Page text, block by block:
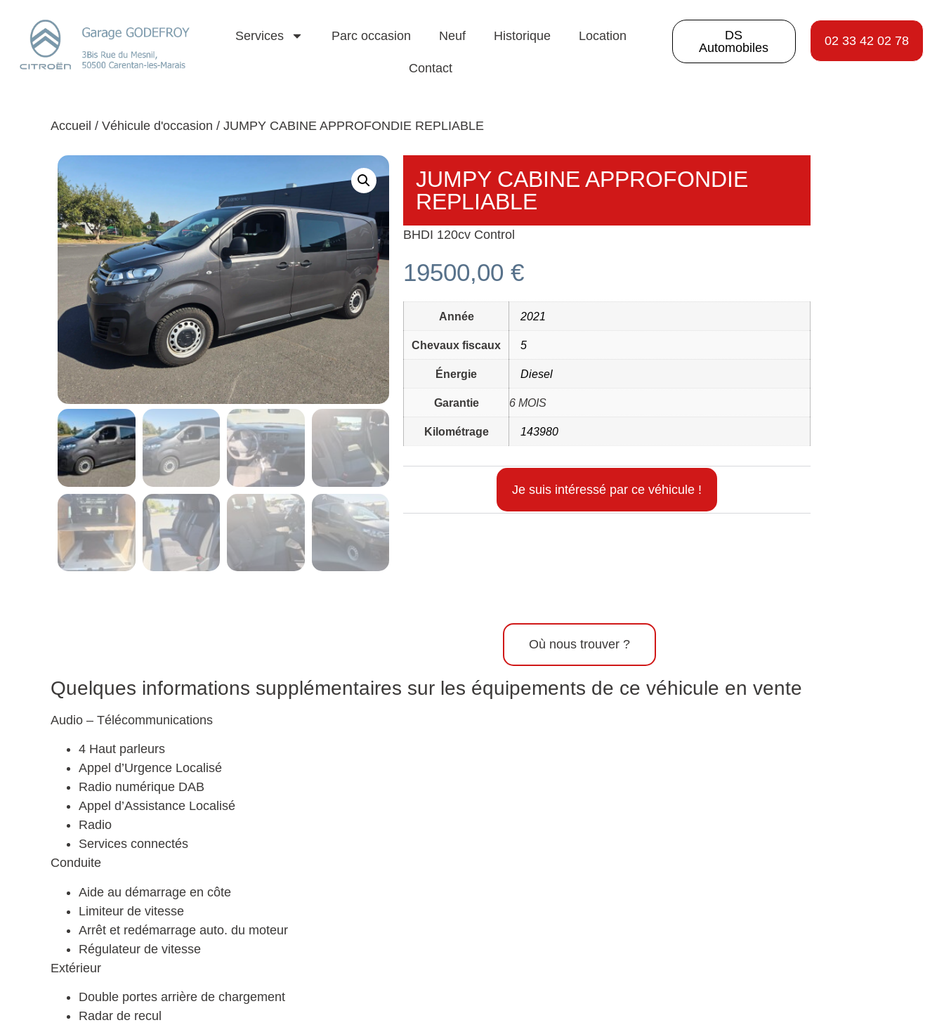
Services Parc occasion Neuf Historique Location
Contact
DS
Automobiles
02 33 42 02 78
Accueil / Véhicule d'occasion / JUMPY CABINE APPROFONDIE REPLIABLE
JUMPY CABINE APPROFONDIE
REPLIABLE
BHDI 120cv Control
19500,00 €
Année 2021
Chevaux fiscaux 5
Énergie Diesel
Garantie 6 MOIS
Kilométrage 143980
Je suis intéressé par ce véhicule !
Où nous trouver ?
Quelques informations supplémentaires sur les équipements de ce véhicule en vente
Audio – Télécommunications
4 Haut parleurs
Appel d’Urgence Localisé
Radio numérique DAB
Appel d’Assistance Localisé
Radio
Services connectés
Conduite
Aide au démarrage en côte
Limiteur de vitesse
Arrêt et redémarrage auto. du moteur
Régulateur de vitesse
Extérieur
Double portes arrière de chargement
Radar de recul